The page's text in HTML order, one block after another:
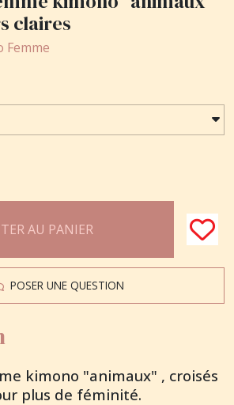
claires
Femme
AU PANIER
POSER UNE QUESTION
kimono "animaux" , croisés
plus de féminité.